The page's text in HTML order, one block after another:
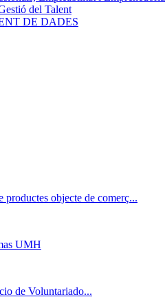
del Talent
DE DADES
productes objecte de comerç...
UMH
de Voluntariado...